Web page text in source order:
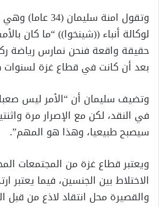
وتقول امنة
لوكالة أنباء ((شينخوا)) “ما كان
حقيقة واقعة فنحن نمارس رياضة
بعد أن كانت في قطاع غزة لسنوات
وتضيف سليمان أن “الأمر ليس
في النقد، لكن مع الإصرار مرة
سيصبح طبيعيا، وهذا هو المهم”.
ويعتبر قطاع غزة من المجتمعات
الاختلاط بين الجنسين، فيما يعتبر
والقصيرة محل انتقاد لاذع من قبل